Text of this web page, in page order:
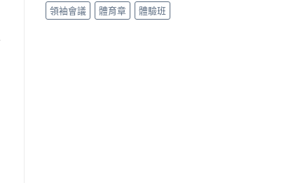
領袖會議
體育章 體驗班